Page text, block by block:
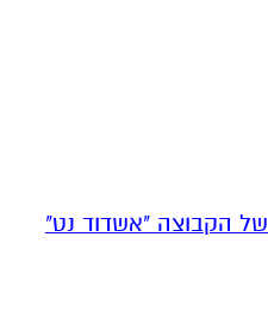
הקבוצה "אשדוד נט"